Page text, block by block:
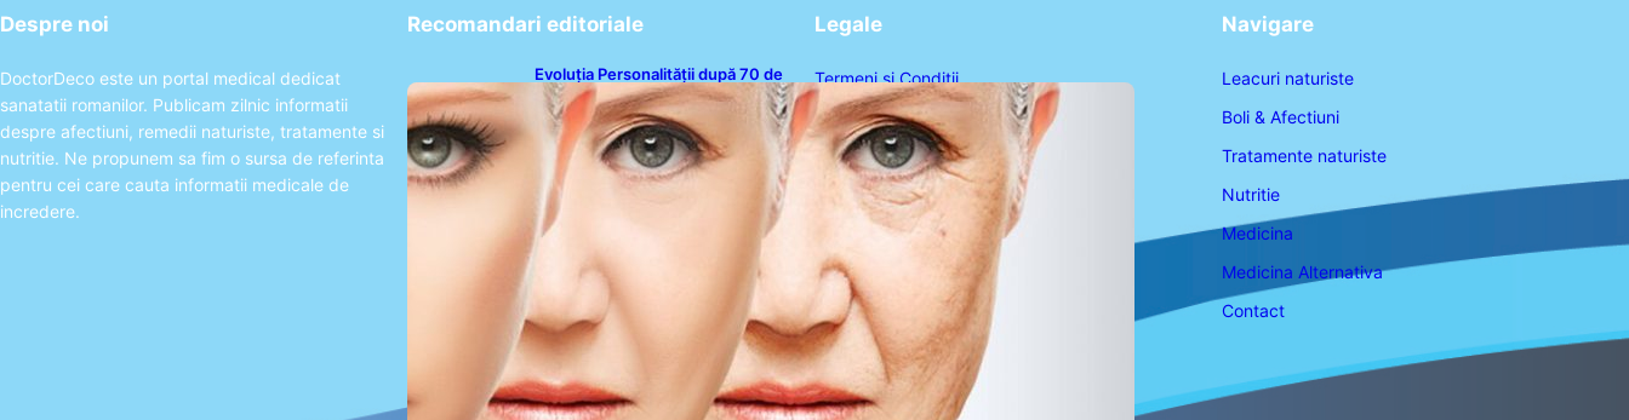
Despre noi
DoctorDeco este un portal medical dedicat
sanatatii romanilor. Publicam zilnic informatii
despre afectiuni, remedii naturiste, tratamente si
nutritie. Ne propunem sa fim o sursa de referinta
pentru cei care cauta informatii medicale de
incredere.
Recomandari editoriale
Evoluția Personalității după 70 de
Ani: Ce Revelații Ne Oferă Studiile
Psihologice
Legale
Termeni și Condiții
Politica de Confidențialitate
Politica de Cookies
Disclaimer
Navigare
Leacuri naturiste
Boli & Afectiuni
Tratamente naturiste
Nutritie
Medicina
Medicina Alternativa
Contact